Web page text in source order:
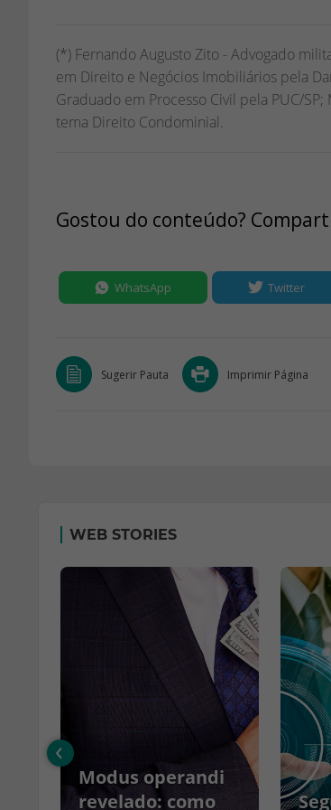
(*) Fernando Augusto Zito - Advogado
em Direito e Negócios Imobiliários pela
Graduado em Processo Civil pela PUC/
tema Direito Condominial.
Gostou do conteúdo?
WhatsApp Twitter
Sugerir Pauta Imprimir Página
WEB STORIES
Modus operandi
revelado: como
‹